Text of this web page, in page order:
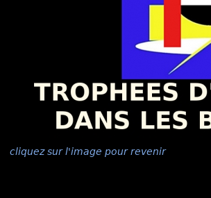
cliquez sur l'image pour revenir